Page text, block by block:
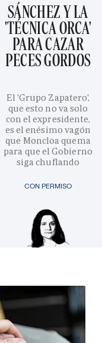
CON PERMISO
SÁNCHEZ Y LA
'TÉCNICA ORCA'
PARA CAZAR
PECES GORDOS
El 'Grupo Zapatero',
que esto no va solo
con el expresidente,
es el enésimo vagón
que Moncloa quema
para que el Gobierno
siga chuflando